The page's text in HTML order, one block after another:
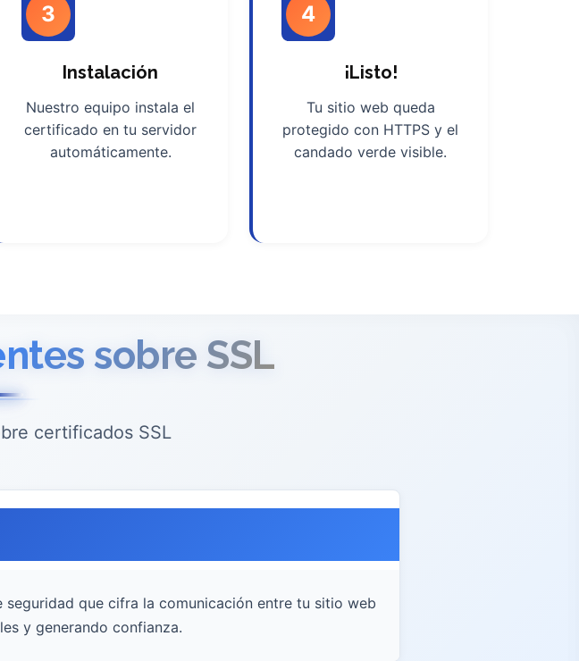
3
Instalación
Nuestro equipo instala el
certificado en tu servidor
automáticamente.
4
¡Listo!
Tu sitio web queda
protegido con HTTPS y el
candado verde visible.
sobre SSL
certificados SSL
que cifra la comunicación entre tu sitio web
y generando confianza.